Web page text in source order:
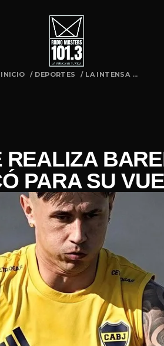
INICIO / DEPORTES / LA INTENSA ...
PARA SU